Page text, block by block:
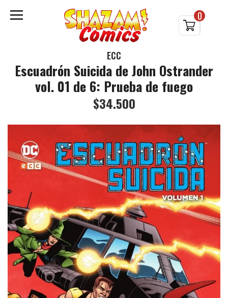
0
ECC
Escuadrón Suicida de John Ostrander
vol. 01 de 6: Prueba de fuego
$34.500